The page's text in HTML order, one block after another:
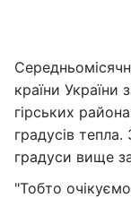
країни України
гірських
градусів
градуси вище
"Тобто